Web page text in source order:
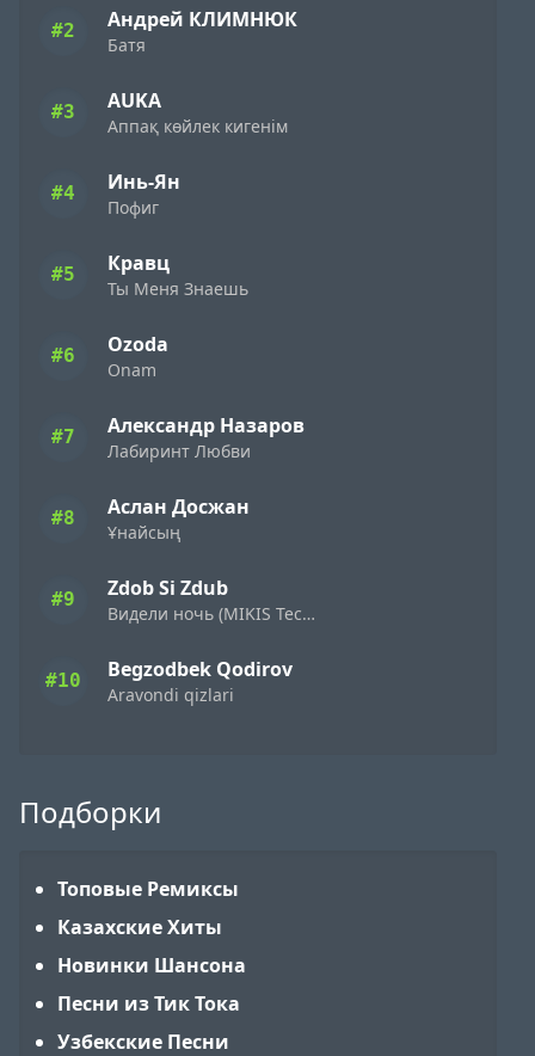
#2 Андрей КЛИМНЮК
Батя
#3 AUKA
Аппақ көйлек кигенім
#4 Инь-Ян
Пофиг
#5 Кравц
Ты Меня Знаешь
#6 Ozoda
Onam
#7 Александр Назаров
Лабиринт Любви
#8 Аслан Досжан
Ұнайсың
#9 Zdob Si Zdub
Видели ночь (MIKIS Techno Flip)
#10 Begzodbek Qodirov
Aravondi qizlari
Подборки
Топовые Ремиксы
Казахские Хиты
Новинки Шансона
Песни из Тик Тока
Узбекские Песни